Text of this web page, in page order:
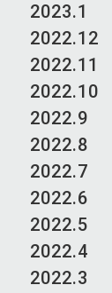
2023.1
2022.12
2022.11
2022.10
2022.9
2022.8
2022.7
2022.6
2022.5
2022.4
2022.3